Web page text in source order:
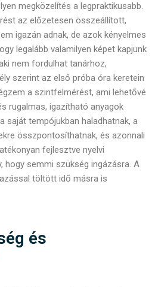
megközelítés a legpraktikusabb.
az előzetesen összeállított,
igazán adnak, de azok kényelmes
legalább valamilyen képet kapjunk
nem fordulhat tanárhoz,
szerint az első próba óra keretein
a szintfelmérést, ami lehetővé
rugalmas, igazítható anyagok
saját tempójukban haladhatnak, a
összpontosíthatnak, és azonnali
fejlesztve nyelvi
hogy semmi szükség ingázásra. A
töltött idő másra is
és